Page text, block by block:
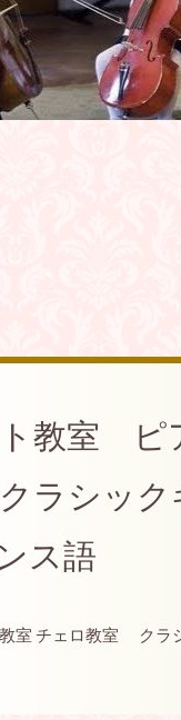
ト教室 ピ
ラシック
ス語
室 チェロ教室 クラ